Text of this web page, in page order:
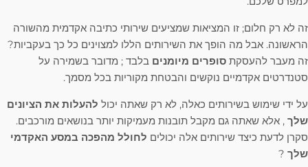
זה לא רק חלום; זו המציאות שמציעים שירותי כתיבה אקדמית מהשורה
הראשונה. אבל מה הופך את השירותים הללו למצוינים כל כך בעקביות?
זה מעבר להעסקת סופרים מיומנים בלבד ; מדובר בשמירה על
סטנדרטים אקדמיים נוקשים והבטחת מקוריות בכל מסמך.
על ידי שימוש בשירותים כאלה, לא רק שאתה יכול להעלות את הציונים
שלך , אלא שאתה גם מקבל תובנות מעמיקות יותר בנושאים מורכבים.
סקרן לדעת כיצד שירותים אלה יכולים לחולל מהפכה במסע האקדמי
שלך ?